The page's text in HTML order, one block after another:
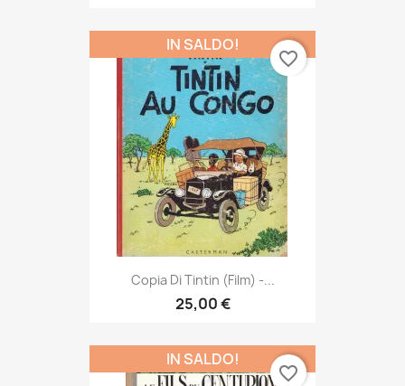
Copia Di Tintin (Film) -...
25,00 €
IN SALDO!
favorite_border
IN SALDO!
favorite_border